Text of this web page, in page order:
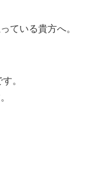
ている貴方へ。
。